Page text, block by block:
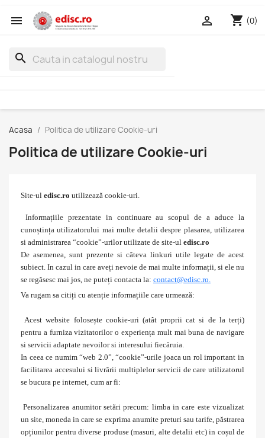
 shopping_cart (0)

search
Acasa Politica de utilizare Cookie-uri
Politica de utilizare Cookie-uri
Site-ul edisc.ro utilizează cookie-uri.
Informațiile prezentate in continuare au scopul de a aduce la
cunoștința utilizatorului mai multe detalii despre plasarea, utilizarea
si administrarea “cookie”-urilor utilizate de site-ul edisc.ro
De asemenea, sunt prezente si câteva linkuri utile legate de acest
subiect. In cazul in care aveți nevoie de mai multe informații, si ele nu
se regăsesc mai jos, ne puteți contacta la: contact@edisc.ro.
Va rugam sa citiți cu atenție informațiile care urmează:
Acest website folosește cookie-uri (atât proprii cat si de la terți)
pentru a furniza vizitatorilor o experiența mult mai buna de navigare
si servicii adaptate nevoilor si interesului fiecăruia.
In ceea ce numim “web 2.0”, “cookie”-urile joaca un rol important in
facilitarea accesului si livrării multiplelor servicii de care utilizatorul
se bucura pe internet, cum ar fi:
Personalizarea anumitor setări precum: limba in care este vizualizat
un site, moneda in care se exprima anumite preturi sau tarife, păstrarea
opțiunilor pentru diverse produse (masuri, alte detalii etc) in coșul de